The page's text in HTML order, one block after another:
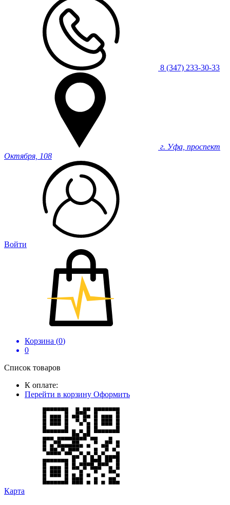
8 (347) 233-30-33
г. Уфа, проспект
Октября, 108
Войти
Корзина (0)
0
Список товаров
К оплате:
Перейти в корзину Оформить
Карта